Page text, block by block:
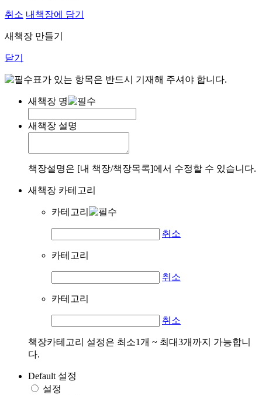
취소 내책장에 담기
새책장 만들기
닫기
표가 있는 항목은 반드시 기재해 주셔야 합니다.
새책장 명
새책장 설명
책장설명은 [내 책장/책장목록]에서 수정할 수 있습니다.
새책장 카테고리
카테고리
취소
카테고리
취소
카테고리
취소
책장카테고리 설정은 최소1개 ~ 최대3개까지 가능합니
다.
Default 설정
설정